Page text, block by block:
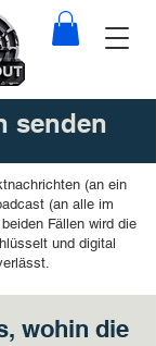
senden
(an ein
(an alle im
Fällen wird die
und digital
wohin die